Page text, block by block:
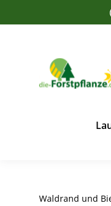
Waldrand und